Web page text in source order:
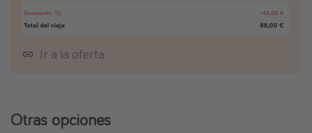
Ir a la oferta
Otras opciones